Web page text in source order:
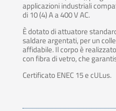
applicazioni industriali
di 10 (4) A a 400 V AC.
È dotato di attuatore
saldare argentati, per un
affidabile. Il corpo è
con fibra di vetro, che
Certificato ENEC 15 e cULus.